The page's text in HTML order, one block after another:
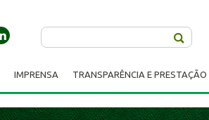
IMPRENSA TRANSPARÊNCIA E